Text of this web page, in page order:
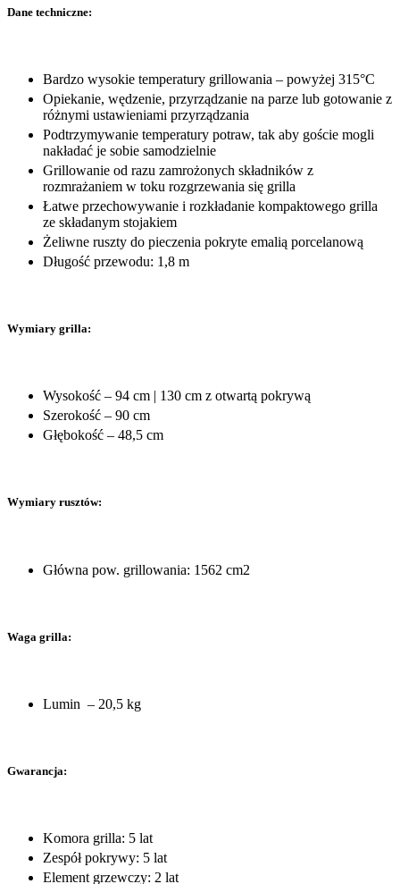
Dane techniczne:
Bardzo wysokie temperatury grillowania – powyżej 315°C
Opiekanie, wędzenie, przyrządzanie na parze lub gotowanie z
różnymi ustawieniami przyrządzania
Podtrzymywanie temperatury potraw, tak aby goście mogli
nakładać je sobie samodzielnie
Grillowanie od razu zamrożonych składników z
rozmrażaniem w toku rozgrzewania się grilla
Łatwe przechowywanie i rozkładanie kompaktowego grilla
ze składanym stojakiem
Żeliwne ruszty do pieczenia pokryte emalią porcelanową
Długość przewodu: 1,8 m
Wymiary grilla:
Wysokość – 94 cm | 130 cm z otwartą pokrywą
Szerokość – 90 cm
Głębokość – 48,5 cm
Wymiary rusztów:
Główna pow. grillowania: 1562 cm2
Waga grilla:
Lumin – 20,5 kg
Gwarancja:
Komora grilla: 5 lat
Zespół pokrywy: 5 lat
Element grzewczy: 2 lat